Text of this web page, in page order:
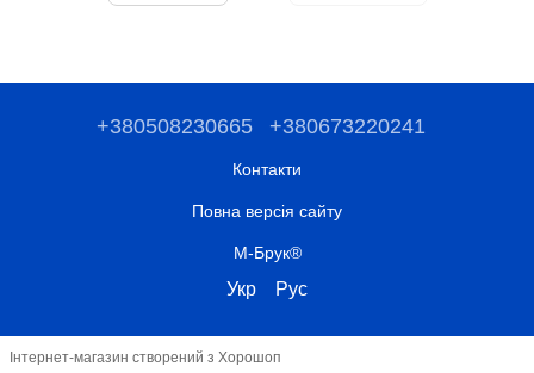
+380508230665 +380673220241
Контакти
Повна версія сайту
М-Брук®
Укр Рус
Інтернет-магазин створений з Хорошоп